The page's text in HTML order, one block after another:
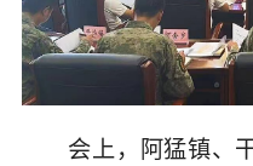
会上，阿猛镇、